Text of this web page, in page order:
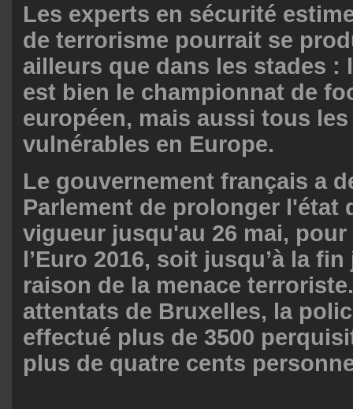
Les experts en sécurité
de terrorisme pourrait se
ailleurs que dans les stades :
est bien le championnat de
européen, mais aussi tous
vulnérables en Europe.
Le gouvernement français a
Parlement de prolonger l'état
vigueur jusqu'au 26 mai, pour
l’Euro 2016, soit jusqu’à la
raison de la menace
attentats de Bruxelles, la
effectué plus de 3500
plus de quatre cents